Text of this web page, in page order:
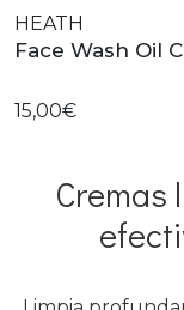
HEATH
Face Wash Oil
15,00€
Cremas